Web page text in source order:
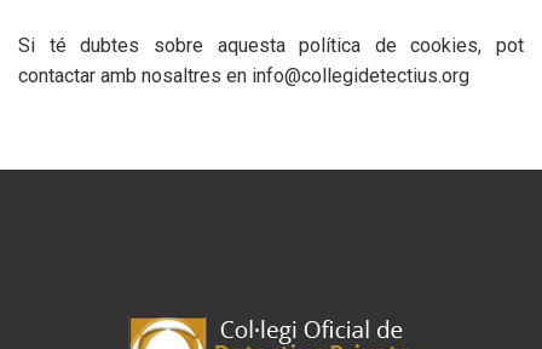
Si té dubtes sobre aquesta política de cookies, pot
contactar amb nosaltres en info@collegidetectius.org